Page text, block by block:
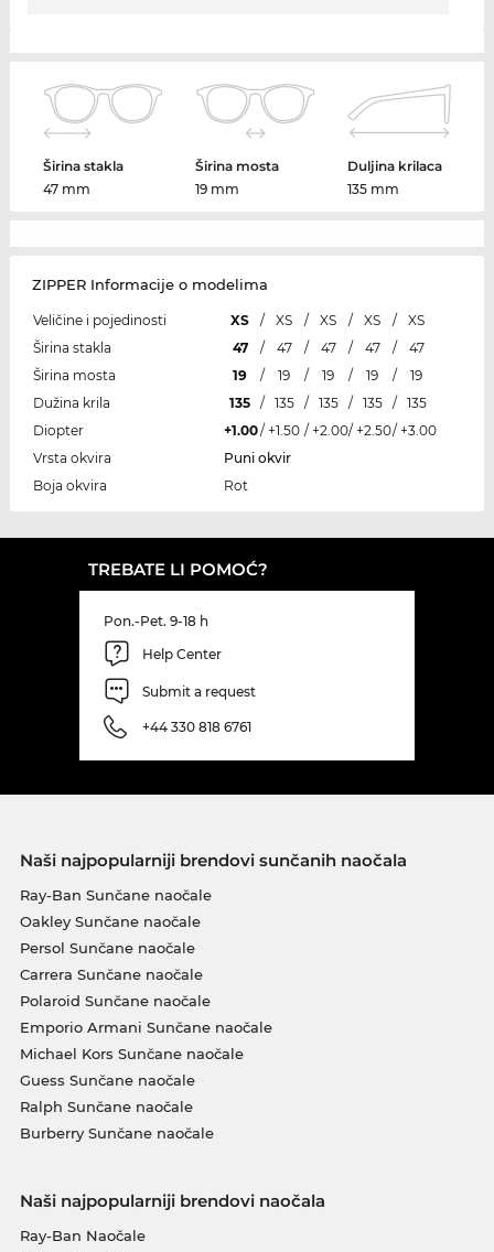
Širina stakla
47 mm
Širina mosta
19 mm
Duljina krilaca
135 mm
ZIPPER Informacije o modelima
Veličine i pojedinosti XS / XS / XS / XS /
XS
Širina stakla
47 / 47 / 47 / 47 /
47
Širina mosta
19 / 19 / 19 / 19 /
19
Dužina krila
135 / 135 / 135 / 135 /
135
Diopter
+1.00/ +1.50 / +2.00/ +2.50/ +3.00
Vrsta okvira
Puni okvir
Boja okvira
Rot
TREBATE LI POMOĆ?
Pon.-Pet. 9-18 h
Help Center
Submit a request
+44 330 818 6761
Naši najpopularniji brendovi sunčanih naočala
Ray-Ban Sunčane naočale
Oakley Sunčane naočale
Persol Sunčane naočale
Carrera Sunčane naočale
Polaroid Sunčane naočale
Emporio Armani Sunčane naočale
Michael Kors Sunčane naočale
Guess Sunčane naočale
Ralph Sunčane naočale
Burberry Sunčane naočale
Naši najpopularniji brendovi naočala
Ray-Ban Naočale